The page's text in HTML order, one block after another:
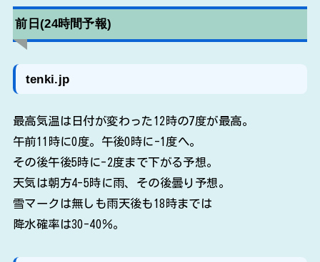
前日(24時間予報)
tenki.jp
最高気温は日付が変わった12時の7度が最高。
午前11時に0度。午後0時に-1度へ。
その後午後5時に-2度まで下がる予想。
天気は朝方4-5時に雨、その後曇り予想。
雪マークは無しも雨天後も18時までは
降水確率は30-40％。